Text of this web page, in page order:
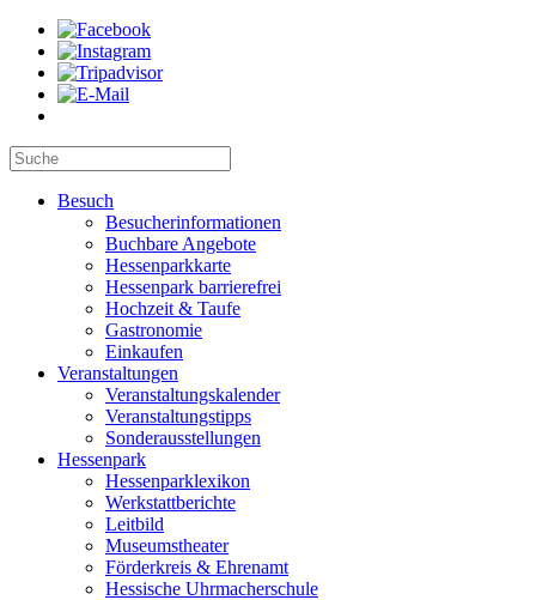
Besuch
Besucherinformationen
Buchbare Angebote
Hessenparkkarte
Hessenpark barrierefrei
Hochzeit & Taufe
Gastronomie
Einkaufen
Veranstaltungen
Veranstaltungskalender
Veranstaltungstipps
Sonderausstellungen
Hessenpark
Hessenparklexikon
Werkstattberichte
Leitbild
Museumstheater
Förderkreis & Ehrenamt
Hessische Uhrmacherschule